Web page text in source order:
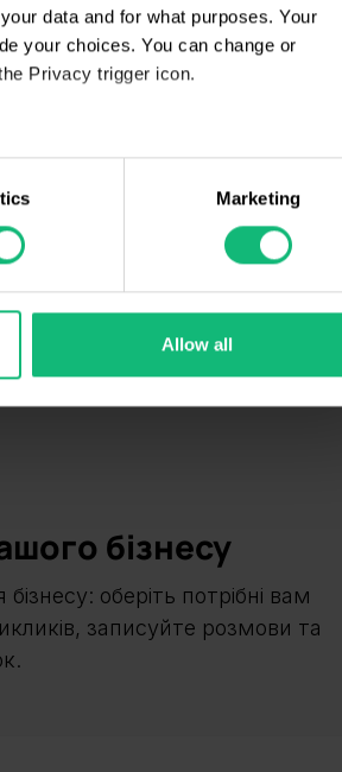
data and for what purposes. Your
your choices. You can change or
Privacy trigger icon.
to within several meters
in the
partners who may combine it with
use of their services.
Marketing
Allow all
бізнесу
оберіть потрібні вам
записуйте розмови та